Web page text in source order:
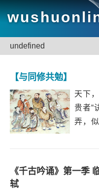
undefined
【与同修共勉】
天下
贵者“
弄，
《千古吟诵》第一季
轼